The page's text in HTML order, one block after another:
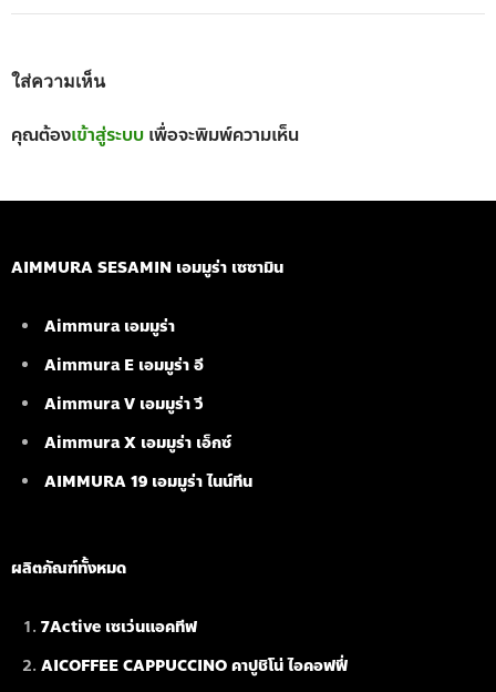
ใส่ความเห็น
คุณต้องเข้าสู่ระบบ เพื่อจะพิมพ์ความเห็น
AIMMURA SESAMIN เอมมูร่า เซซามิน
Aimmura เอมมูร่า
Aimmura E เอมมูร่า อี
Aimmura V เอมมูร่า วี
Aimmura X เอมมูร่า เอ็กซ์
AIMMURA 19 เอมมูร่า ไนน์ทีน
ผลิตภัณฑ์ทั้งหมด
7Active เซเว่นแอคทีฟ
AICOFFEE CAPPUCCINO คาปูชิโน่ ไอคอฟฟี่